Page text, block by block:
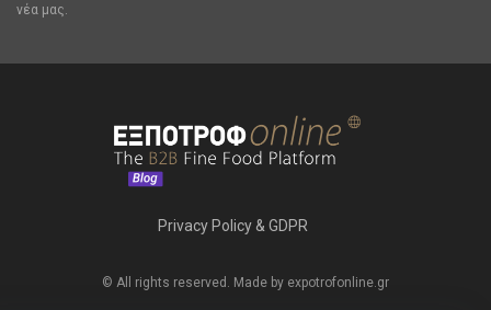
νέα μας.
Privacy Policy & GDPR
© All rights reserved. Made by expotrofonline.gr